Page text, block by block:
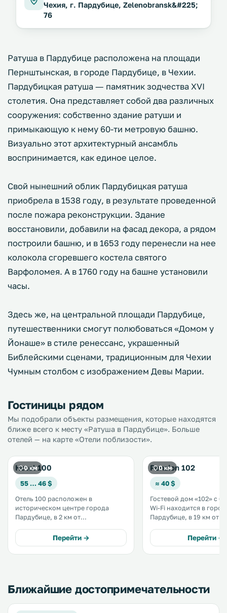
Чехия, г. Пардубице, Zelenobransk&#225;
76
Ратуша в Пардубице расположена на площади
Пернштынская, в городе Пардубице, в Чехии.
Пардубицкая ратуша ― памятник зодчества XVI
столетия. Она представляет собой два различных
сооружения: собственно здание ратуши и
примыкающую к нему 60-ти метровую башню.
Визуально этот архитектурный ансамбль
воспринимается, как единое целое.
Свой нынешний облик Пардубицкая ратуша
приобрела в 1538 году, в результате проведенной
после пожара реконструкции. Здание
восстановили, добавили на фасад декора, а рядом
построили башню, и в 1653 году перенесли на нее
колокола сгоревшего костела святого
Варфоломея. А в 1760 году на башне установили
часы.
Здесь же, на центральной площади Пардубице,
путешественники смогут полюбоваться «Домом у
Йонаше» в стиле ренессанс, украшенный
Библейскими сценами, традиционным для Чехии
Чумным столбом с изображением Девы Марии.
Гостиницы рядом
Мы подобрали объекты размещения, которые находятся
ближе всего к месту «Ратуша в Пардубице». Больше
отелей — на карте «Отели поблизости».
0 км
Hotel 100
55 … 46 $
Отель 100 расположен в
историческом центре города
Пардубице, в 2 км от
окон открывается вид на
исторический замок. На всей
территории отеля работает
Перейти →
0 км
Penzion 102
≈ 40 $
Гостевой дом «102» с
Wi-Fi находится в
Пардубице, в 19 км от
номерах обустроена
зона. Предоставляется чайник. В
распоряжении гостей
Перейти →
Ближайшие достопримечательности